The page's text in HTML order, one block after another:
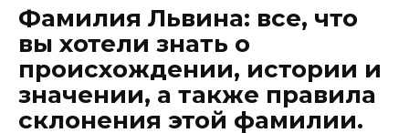
Фамилия Львина: все, что
вы хотели знать о
происхождении, истории и
значении, а также правила
склонения этой фамилии.